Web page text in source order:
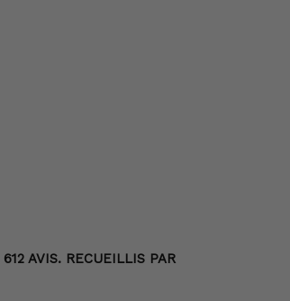
AVIS. RECUEILLIS PAR